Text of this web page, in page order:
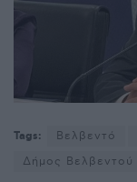
Tags: Βελβεντό
Δήμος Βελβεντού